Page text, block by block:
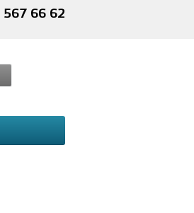
567 66 62